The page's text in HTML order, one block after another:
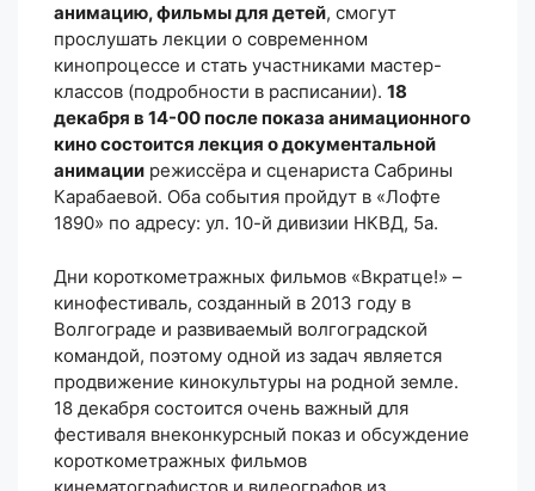
анимацию, фильмы для детей, смогут
прослушать лекции о современном
кинопроцессе и стать участниками мастер-
классов (подробности в расписании). 18
декабря в 14-00 после показа анимационного
кино состоится лекция о документальной
анимации режиссёра и сценариста Сабрины
Карабаевой. Оба события пройдут в «Лофте
1890» по адресу: ул. 10-й дивизии НКВД, 5а.
Дни короткометражных фильмов «Вкратце!» –
кинофестиваль, созданный в 2013 году в
Волгограде и развиваемый волгоградской
командой, поэтому одной из задач является
продвижение кинокультуры на родной земле.
18 декабря состоится очень важный для
фестиваля внеконкурсный показ и обсуждение
короткометражных фильмов
кинематографистов и видеографов из